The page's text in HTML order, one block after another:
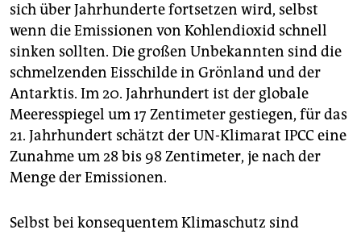
sich über Jahrhunderte fortsetzen wird, selbst
wenn die Emissionen von Kohlendioxid schnell
sinken sollten. Die großen Unbekannten sind die
schmelzenden Eisschilde in Grönland und der
Antarktis. Im 20. Jahrhundert ist der globale
Meeresspiegel um 17 Zentimeter gestiegen, für das
21. Jahrhundert schätzt der UN-Klimarat IPCC eine
Zunahme um 28 bis 98 Zentimeter, je nach der
Menge der Emissionen.
Selbst bei konsequentem Klimaschutz sind